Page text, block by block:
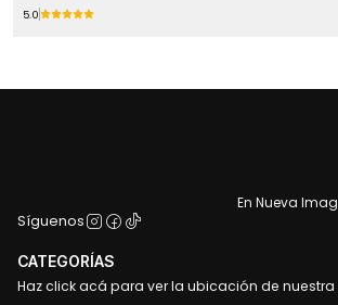
5.0
En Nueva
Síguenos
CATEGORÍAS
Haz click acá para ver la ubicación de